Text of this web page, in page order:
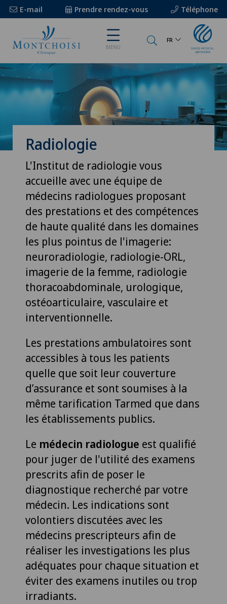
E-mail Prendre rendez-vous Téléphone
MENU
FR
Radiologie
L'Institut de radiologie vous
accueille avec une équipe de
médecins radiologues proposant
des prestations et des compétences
de haute qualité dans les domaines
les plus pointus de l'imagerie:
neuroradiologie, radiologie-ORL,
imagerie de la femme, radiologie
thoracoabdominale, urologique,
ostéoarticulaire, vasculaire et
interventionnelle.
Les prestations ambulatoires sont
accessibles à tous les patients
quelle que soit leur couverture
d’assurance et sont soumises à la
même tarification Tarmed que dans
les établissements publics.
Le médecin radiologue est qualifié
pour juger de l'utilité des examens
prescrits afin de poser le
diagnostique recherché par votre
médecin. Les indications sont
volontiers discutées avec les
médecins prescripteurs afin de
réaliser les investigations les plus
adéquates pour chaque situation et
éviter des examens inutiles ou trop
irradiants.